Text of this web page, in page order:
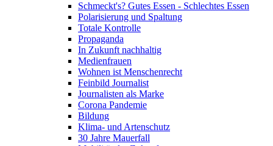
Schmeckt's? Gutes Essen - Schlechtes Essen
Polarisierung und Spaltung
Totale Kontrolle
Propaganda
In Zukunft nachhaltig
Medienfrauen
Wohnen ist Menschenrecht
Feinbild Journalist
Journalisten als Marke
Corona Pandemie
Bildung
Klima- und Artenschutz
30 Jahre Mauerfall